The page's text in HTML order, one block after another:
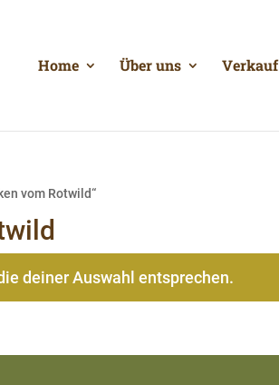
Home Über uns Verkauf
vom Rotwild“
deiner Auswahl entsprechen.